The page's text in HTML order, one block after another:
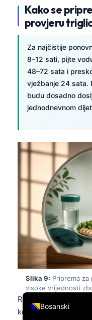
Kako se
provjeru
Za najčistije
8–12 sati, pijte
48–72 sata i
vježbanje 24 sata.
budu dosadno
jednodnevnom
Slika 9: Priprema
visoke vrijednosti
Rezultat triglicerida
koristan, ali se post
Bosanski
English
العربية
Français
עִבְרִית
Italiano
Español
Português
Ελληνικά
Türkçe
简体中文
فارسی
Български
Dansk
हिन्दी
Bahasa